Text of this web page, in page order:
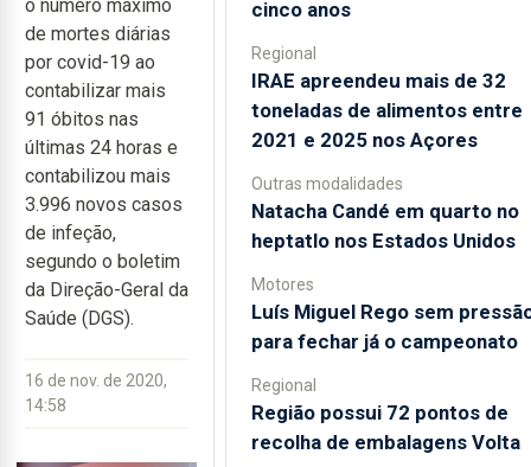
o número máximo
de mortes diárias
por covid-19 ao
contabilizar mais
91 óbitos nas
últimas 24 horas e
contabilizou mais
3.996 novos casos
de infeção,
segundo o boletim
da Direção-Geral da
Saúde (DGS).
16 de nov. de 2020,
14:58
cinco anos
Regional
IRAE apreendeu mais de 32
toneladas de alimentos entre
2021 e 2025 nos Açores
Outras modalidades
Natacha Candé em quarto no
heptatlo nos Estados Unidos
Motores
Luís Miguel Rego sem
para fechar já o campeonato
Regional
Região possui 72 pontos de
recolha de embalagens Volta